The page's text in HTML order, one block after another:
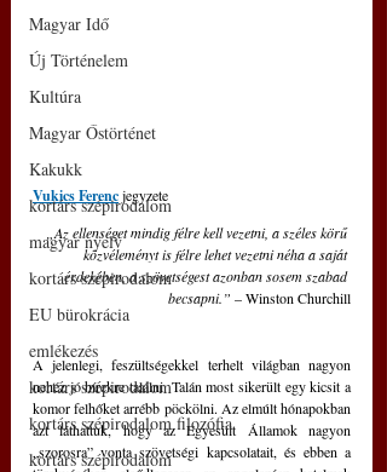
Magyar Idő
Új Történelem
Kultúra
Magyar Őstörténet
Kakukk
kortárs szépirodalom
magyar nyelv
kortárs szépirodalom
EU bürokrácia
emlékezés
kortárs szépirodalom
kortárs szépirodalom filozófia
kortárs szépirodalom
Vukics Ferenc jegyzete
„Az ellenséget mindig félre kell vezetni, a széles körű
közvéleményt is félre lehet vezetni néha a saját
érdekében, a szövetségest azonban sosem szabad
becsapni.” – Winston Churchill
A jelenlegi, feszültségekkel terhelt világban nagyon
nehéz jó hírekre találni. Talán most sikerült egy kicsit a
komor felhőket arrébb pöckölni. Az elmúlt hónapokban
azt láthattuk, hogy az Egyesült Államok nagyon
„szorosra” vonta szövetségi kapcsolatait, és ebben a